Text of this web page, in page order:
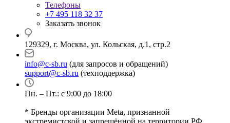
Телефоны
+7 495 118 32 37
Заказать звонок
129329, г. Москва, ул. Кольская, д.1, стр.2
info@c-sb.ru (для запросов и обращений)
support@c-sb.ru (техподдержка)
Пн. – Пт.: с 9:00 до 18:00
* Бренды организации Meta, признанной
экстремистской и запрещённой на территории РФ